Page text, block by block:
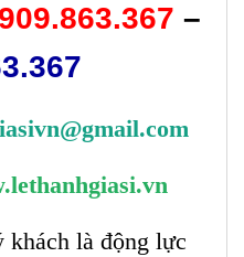
–
khách là động lực